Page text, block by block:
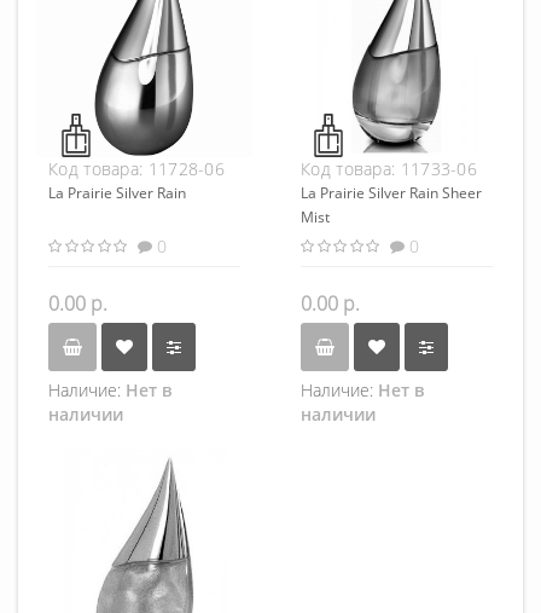
Код товара: 11728-06
La Prairie Silver Rain
0
0.00 р.
Наличие: Нет в
наличии
Код товара: 11733-06
La Prairie Silver Rain Sheer
Mist
0
0.00 р.
Наличие: Нет в
наличии